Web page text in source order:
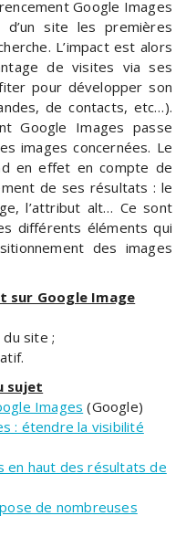
Google Images
site les premières
L’impact est alors
de visites via ses
pour développer son
de contacts, etc…).
Google Images passe
images concernées. Le
en effet en compte de
de ses résultats : le
l’attribut alt… Ce sont
différents éléments qui
des images
sur Google Image
site ;
sujet
Images (Google)
: étendre la visibilité
en haut des résultats de
de nombreuses